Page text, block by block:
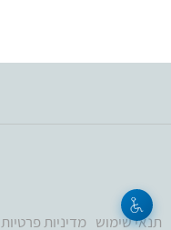
תנאי שימוש מדיניות פרטיות